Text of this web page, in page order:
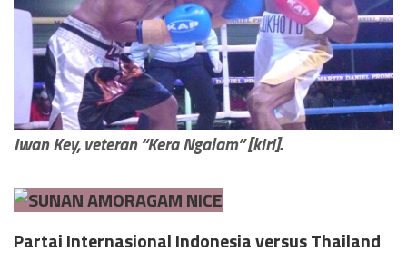
Iwan Key, veteran “Kera Ngalam” [kiri].
Partai Internasional Indonesia versus Thailand